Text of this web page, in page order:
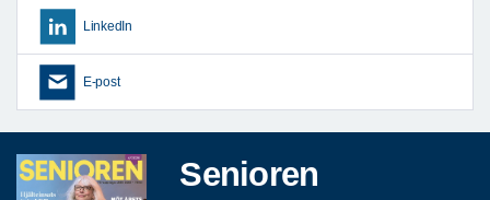
LinkedIn
E-post
Senioren